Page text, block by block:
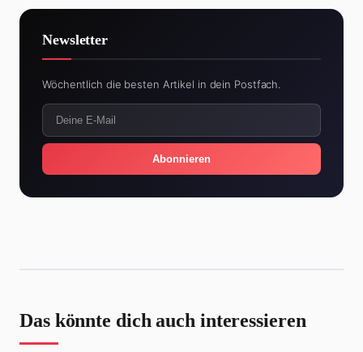
Newsletter
Wöchentlich die besten Artikel in dein Postfach.
Abonnieren
Das könnte dich auch interessieren